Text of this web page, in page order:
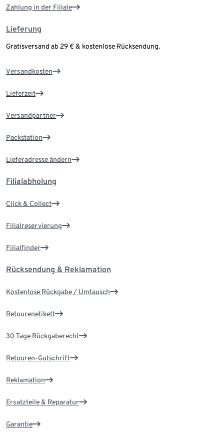
Zahlung in der Filiale
Lieferung
Gratisversand ab 29 € & kostenlose Rücksendung.
Versandkosten
Lieferzeit
Versandpartner
Packstation
Lieferadresse ändern
Filialabholung
Click & Collect
Filialreservierung
Filialfinder
Rücksendung & Reklamation
Kostenlose Rückgabe / Umtausch
Retourenetikett
30 Tage Rückgaberecht
Retouren-Gutschrift
Reklamation
Ersatzteile & Reparatur
Garantie